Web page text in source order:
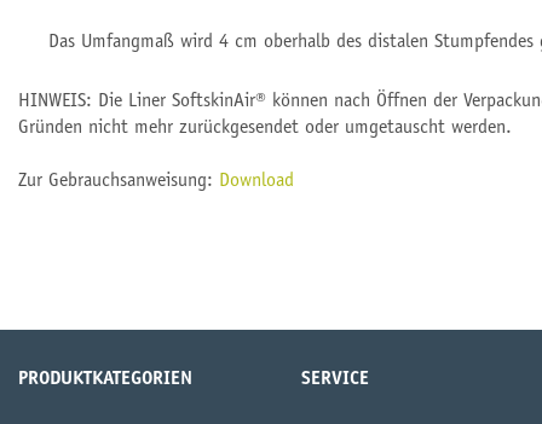
Das Umfangmaß wird 4 cm oberhalb des distalen Stumpfendes
HINWEIS: Die Liner SoftskinAir® können nach Öffnen der
Gründen nicht mehr zurückgesendet oder umgetauscht werden.
Zur Gebrauchsanweisung: Download
PRODUKTKATEGORIEN SERVICE